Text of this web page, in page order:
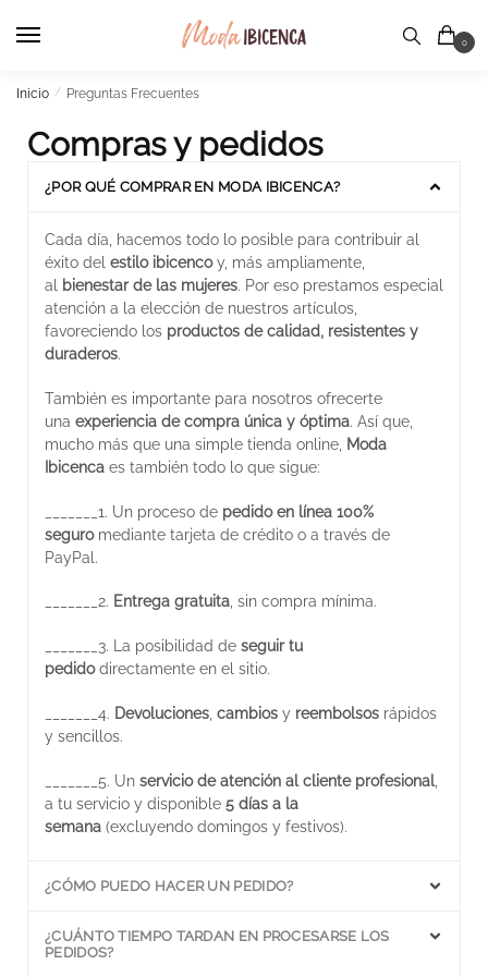
0
Inicio / Preguntas Frecuentes
Compras y pedidos
¿POR QUÉ COMPRAR EN MODA IBICENCA?
Cada día, hacemos todo lo posible para contribuir al
éxito del estilo ibicencoy, más ampliamente,
al
bienestar de las mujeres. Por eso prestamos especial
atención a la elección de nuestros artículos,
favoreciendo los productos de calidad, resistentes y
duraderos.
También es importante para nosotros ofrecerte
una experiencia de compra única y óptima. Así que,
mucho más que una simple tienda online, Moda
Ibicenca es también todo lo que sigue:
1. Un proceso de pedido en línea 100%
seguromediante tarjeta de crédito o a través de
PayPal.
2. Entrega gratuita, sin compra mínima.
3. La posibilidad de seguir tu
pedidodirectamente en el sitio.
4. Devoluciones cambios y reembolsos rápidos
y sencillos.
5. Un servicio de atención al cliente profesional,
a tu servicio y disponible 5 días a la
semana (excluyendo domingos y festivos).
¿CÓMO PUEDO HACER UN PEDIDO?
¿CUÁNTO TIEMPO TARDAN EN PROCESARSE LOS
PEDIDOS?